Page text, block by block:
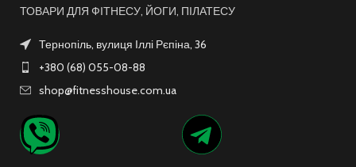
ТОВАРИ ДЛЯ ФІТНЕСУ, ЙОГИ, ПІЛАТЕСУ
Тернопіль, вулиця Іллі Рєпіна, 36
+380 (68) 055-08-88
shop@fitnesshouse.com.ua